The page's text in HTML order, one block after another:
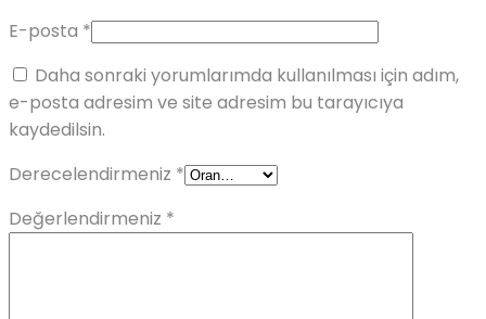
E-posta *
Daha sonraki yorumlarımda kullanılması için adım,
e-posta adresim ve site adresim bu tarayıcıya
kaydedilsin.
Derecelendirmeniz *
Değerlendirmeniz *